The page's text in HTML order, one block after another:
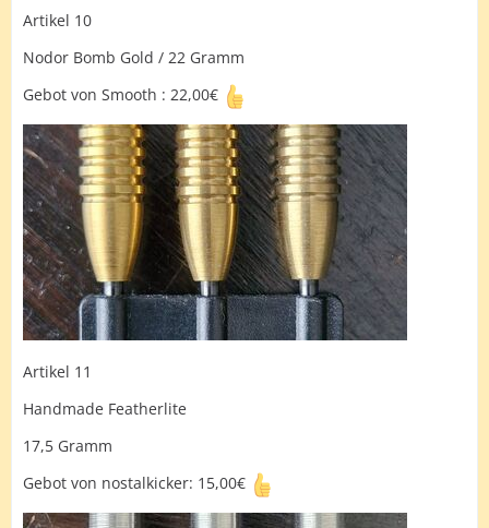
Artikel 10
Nodor Bomb Gold / 22 Gramm
Gebot von Smooth : 22,00€
Artikel 11
Handmade Featherlite
17,5 Gramm
Gebot von nostalkicker: 15,00€